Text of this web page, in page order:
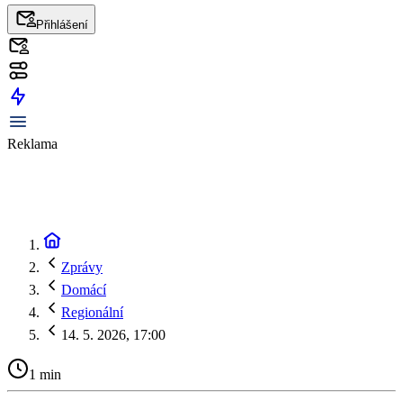
Přihlášení
Reklama
Zprávy
Domácí
Regionální
14. 5. 2026, 17:00
1 min